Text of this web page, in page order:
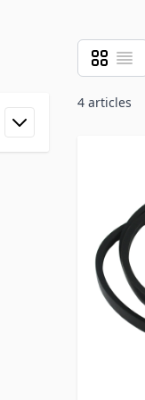
Afficher
GrilleListe
4 articles